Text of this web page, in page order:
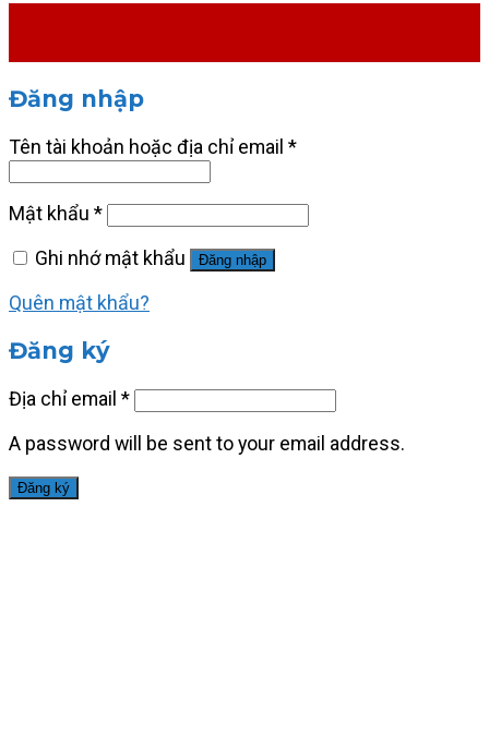
Đăng nhập
Tên tài khoản hoặc địa chỉ email *
Mật khẩu *
Ghi nhớ mật khẩu
Đăng nhập
Quên mật khẩu?
Đăng ký
Địa chỉ email *
A password will be sent to your email address.
Đăng ký